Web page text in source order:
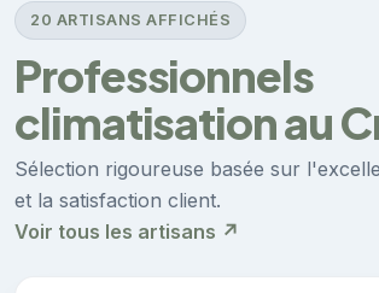
20 ARTISANS AFFICHÉS
Professionnels
climatisation au
Sélection rigoureuse basée sur
et la satisfaction client.
Voir tous les artisans ↗